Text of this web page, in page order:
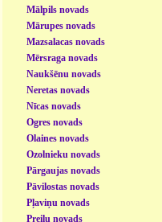
Mālpils novads
Mārupes novads
Mazsalacas novads
Mērsraga novads
Naukšēnu novads
Neretas novads
Nīcas novads
Ogres novads
Olaines novads
Ozolnieku novads
Pārgaujas novads
Pāvilostas novads
Pļaviņu novads
Preiļu novads